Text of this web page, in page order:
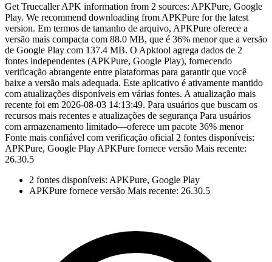
Get Truecaller APK information from 2 sources: APKPure, Google
Play. We recommend downloading from APKPure for the latest
version. Em termos de tamanho de arquivo, APKPure oferece a
versão mais compacta com 88.0 MB, que é 36% menor que a versão
de Google Play com 137.4 MB. O Apktool agrega dados de 2
fontes independentes (APKPure, Google Play), fornecendo
verificação abrangente entre plataformas para garantir que você
baixe a versão mais adequada. Este aplicativo é ativamente mantido
com atualizações disponíveis em várias fontes. A atualização mais
recente foi em 2026-08-03 14:13:49. Para usuários que buscam os
recursos mais recentes e atualizações de segurança Para usuários
com armazenamento limitado—oferece um pacote 36% menor
Fonte mais confiável com verificação oficial 2 fontes disponíveis:
APKPure, Google Play APKPure fornece versão Mais recente:
26.30.5
2 fontes disponíveis: APKPure, Google Play
APKPure fornece versão Mais recente: 26.30.5